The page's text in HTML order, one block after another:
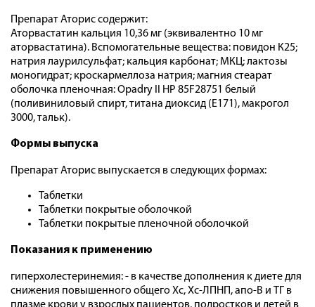
Препарат Аторис содержит:
Аторвастатин кальция 10,36 мг (эквивалентно 10 мг
аторвастатина). Вспомогательные вещества: повидон К25;
натрия лаурилсульфат; кальция карбонат; МКЦ; лактозы
моногидрат; кроскармеллоза натрия; магния стеарат
оболочка пленочная: Opadry II HP 85F28751 белый
(поливиниловый спирт, титана диоксид (Е171), макрогол
3000, тальк).
Формы выпуска
Препарат Аторис выпускается в следующих формах:
Таблетки
Таблетки покрытые оболочкой
Таблетки покрытые пленочной оболочкой
Показания к применению
гиперхолестеринемия: - в качестве дополнения к диете для
снижения повышенного общего Хс, Хс-ЛПНП, апо-В и ТГ в